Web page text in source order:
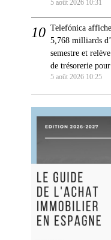
5 août 2026 10:31
Telefónica
5,768 milliards
semestre et
de trésorerie pour
5 août 2026 10:25